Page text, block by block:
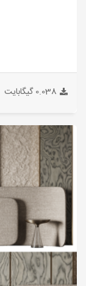
0.038 گیگابایت